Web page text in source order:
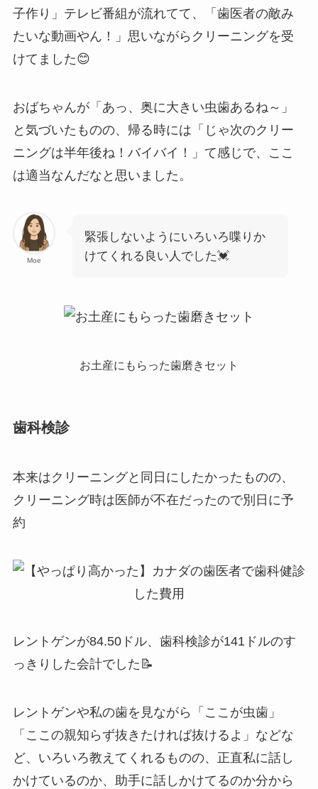
子作り」テレビ番組が流れてて、「歯医者の敵み
たいな動画やん！」思いながらクリーニングを受
けてました😊
おばちゃんが「あっ、奥に大きい虫歯あるね～」
と気づいたものの、帰る時には「じゃ次のクリー
ニングは半年後ね！バイバイ！」て感じで、ここ
は適当なんだなと思いました。
Moe
緊張しないようにいろいろ喋りか
けてくれる良い人でした💓
お土産にもらった歯磨きセット
歯科検診
本来はクリーニングと同日にしたかったものの、
クリーニング時は医師が不在だったので別日に予
約
レントゲンが84.50ドル、歯科検診が141ドルのす
っきりした会計でした📝
レントゲンや私の歯を見ながら「ここが虫歯」
「ここの親知らず抜きたければ抜けるよ」などな
ど、いろいろ教えてくれるものの、正直私に話し
かけているのか、助手に話しかけてるのか分から